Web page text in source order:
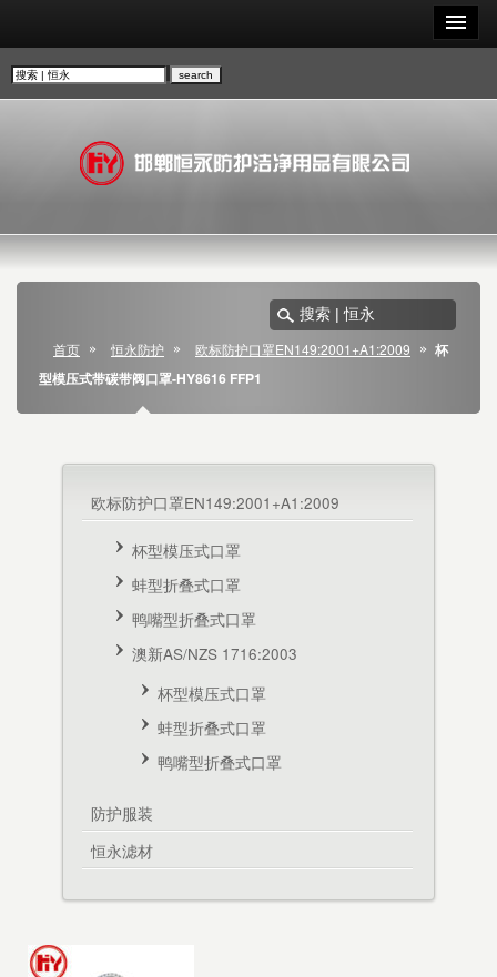
首页 恒永防护 欧标防护口罩EN149:2001+A1:2009
杯
型模压式带碳带阀口罩-HY8616 FFP1
欧标防护口罩EN149:2001+A1:2009
杯型模压式口罩
蚌型折叠式口罩
鸭嘴型折叠式口罩
澳新AS/NZS 1716:2003
杯型模压式口罩
蚌型折叠式口罩
鸭嘴型折叠式口罩
防护服装
恒永滤材